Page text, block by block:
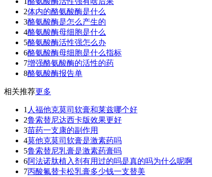
2体内的酪氨酸酶是什么
3酪氨酸酶是怎么产生的
4酪氨酸酶母细胞是什么
5酪氨酸酶活性强怎么办
6酪氨酸酶母细胞是什么指标
7增强酪氨酸酶的活性的药
8酪氨酸酶报告单
相关推荐更多
1 人福他克莫司软膏和莱兹哪个好
2鲁索替尼达西卡版效果更好
3苗药一支康的副作用
4莫他克莫司软膏是激素药吗
5鲁索替尼乳膏是激素药膏吗
6阿法诺肽植入剂有用过的吗是真的吗为什么呢啊
7丙酸氟替卡松乳膏多少钱一支替美